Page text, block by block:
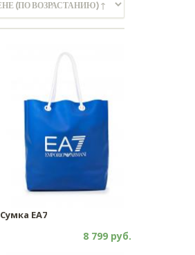
Сумка EA7
8 799 руб.